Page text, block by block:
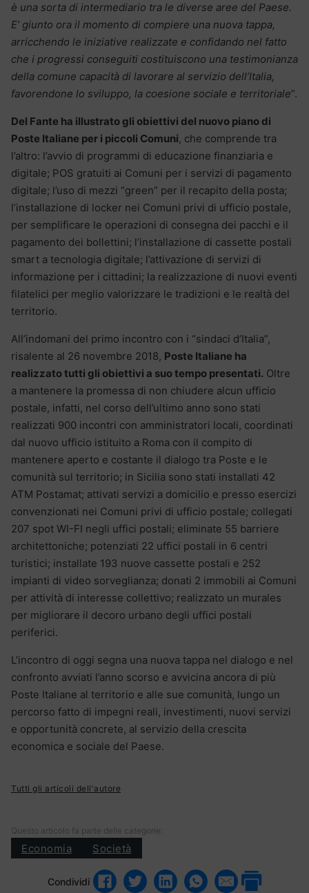
è una sorta di intermediario tra le diverse aree del Paese.
E’ giunto ora il momento di compiere una nuova tappa,
arricchendo le iniziative realizzate e confidando nel fatto
che i progressi conseguiti costituiscono una testimonianza
della comune capacità di lavorare al servizio dell’Italia,
favorendone lo sviluppo, la coesione sociale e territoriale”.
Del Fante ha illustrato gli obiettivi del nuovo piano di
Poste Italiane per i piccoli Comuni, che comprende tra
l’altro: l’avvio di programmi di educazione finanziaria e
digitale; POS gratuiti ai Comuni per i servizi di pagamento
digitale; l’uso di mezzi “green” per il recapito della posta;
l’installazione di locker nei Comuni privi di ufficio postale,
per semplificare le operazioni di consegna dei pacchi e il
pagamento dei bollettini; l’installazione di cassette postali
smart a tecnologia digitale; l’attivazione di servizi di
informazione per i cittadini; la realizzazione di nuovi eventi
filatelici per meglio valorizzare le tradizioni e le realtà del
territorio.
All’indomani del primo incontro con i “sindaci d’Italia”,
risalente al 26 novembre 2018, Poste Italiane ha
realizzato tutti gli obiettivi a suo tempo presentati. Oltre
a mantenere la promessa di non chiudere alcun ufficio
postale, infatti, nel corso dell’ultimo anno sono stati
realizzati 900 incontri con amministratori locali, coordinati
dal nuovo ufficio istituito a Roma con il compito di
mantenere aperto e costante il dialogo tra Poste e le
comunità sul territorio; in Sicilia sono stati installati 42
ATM Postamat; attivati servizi a domicilio e presso esercizi
convenzionati nei Comuni privi di ufficio postale; collegati
207 spot WI-FI negli uffici postali; eliminate 55 barriere
architettoniche; potenziati 22 uffici postali in 6 centri
turistici; installate 193 nuove cassette postali e 252
impianti di video sorveglianza; donati 2 immobili ai Comuni
per attività di interesse collettivo; realizzato un murales
per migliorare il decoro urbano degli uffici postali
periferici.
L’incontro di oggi segna una nuova tappa nel dialogo e nel
confronto avviati l’anno scorso e avvicina ancora di più
Poste Italiane al territorio e alle sue comunità, lungo un
percorso fatto di impegni reali, investimenti, nuovi servizi
e opportunità concrete, al servizio della crescita
economica e sociale del Paese.
Tutti gli articoli dell'autore
Questo articolo fa parte delle categorie:
Economia Società
Condividi